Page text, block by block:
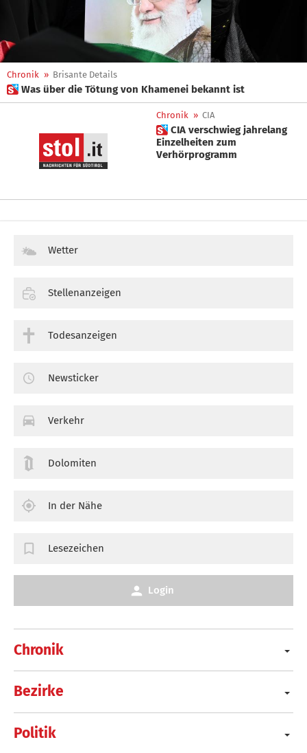
Chronik » Brisante Details
 Was über die Tötung von Khamenei bekannt ist
Chronik » CIA
 CIA verschwieg jahrelang
Einzelheiten zum
Verhörprogramm
Chronik
Bezirke
Politik
Wetter
Stellenanzeigen
Todesanzeigen
Newsticker
Verkehr
Dolomiten
In der Nähe
Lesezeichen
Login